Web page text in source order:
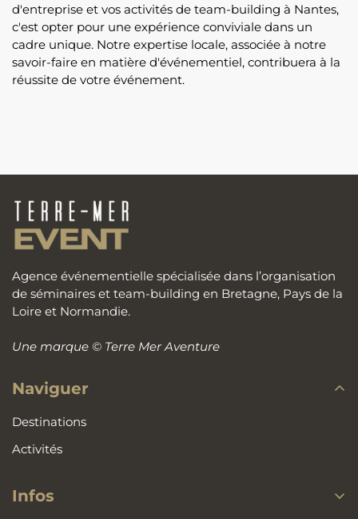
d'entreprise et vos activités de team-building à Nantes,
c'est opter pour une expérience conviviale dans un
cadre unique. Notre expertise locale, associée à notre
savoir-faire en matière d'événementiel, contribuera à la
réussite de votre événement.
Agence événementielle spécialisée dans l’organisation
de séminaires et team-building en Bretagne, Pays de la
Loire et Normandie.
Une marque © Terre Mer Aventure
Naviguer
Destinations
Activités
Infos